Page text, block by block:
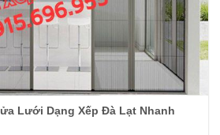
Lưới Dạng Xếp Đà Lạt Nhanh